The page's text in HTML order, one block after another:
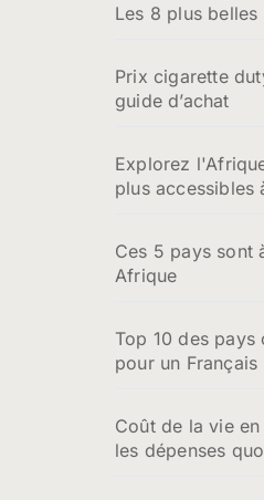
Les 8 plus
Prix cigarette
guide d’achat
Explorez
plus accessibles
Ces 5 pays sont
Afrique
Top 10 des
pour un Français
Coût de la vie
les dépenses